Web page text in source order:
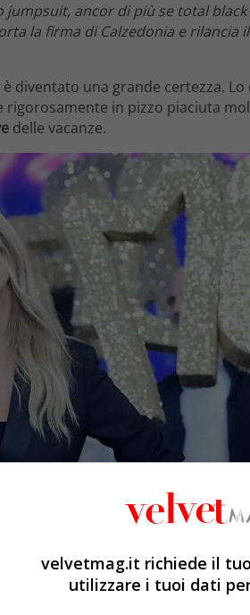
ancor di più se total black
la firma di Calzedonia e rilancia
è diventato una grande certezza.
rigorosamente in pizzo piaciuta
delle vacanze.
velvetmag.it richiede il
utilizzare i tuoi dati